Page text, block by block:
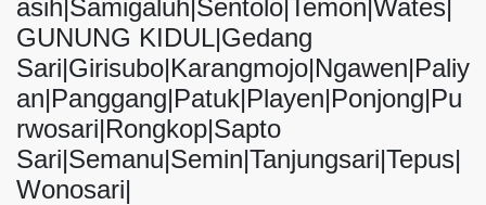
asih|Samigaluh|Sentolo|Temon|Wates|
GUNUNG KIDUL|Gedang
Sari|Girisubo|Karangmojo|Ngawen|Paliy
an|Panggang|Patuk|Playen|Ponjong|Pu
rwosari|Rongkop|Sapto
Sari|Semanu|Semin|Tanjungsari|Tepus|
Wonosari|